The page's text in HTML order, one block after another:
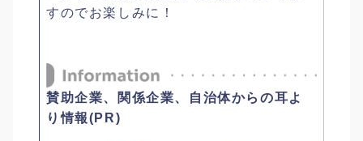
すのでお楽しみに！
賛助企業、関係企業、自治体からの耳よ
り情報(PR)